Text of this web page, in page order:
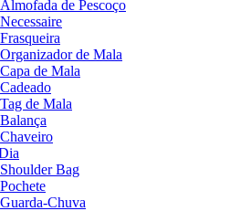
Almofada de Pescoço
Necessaire
Frasqueira
Organizador de Mala
Capa de Mala
Cadeado
Tag de Mala
Balança
Chaveiro
Shoulder Bag
Pochete
Guarda-Chuva